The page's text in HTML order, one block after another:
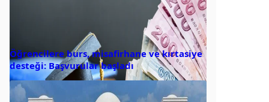
Öğrencilere burs, misafirhane ve kırtasiye
desteği: Başvurular başladı